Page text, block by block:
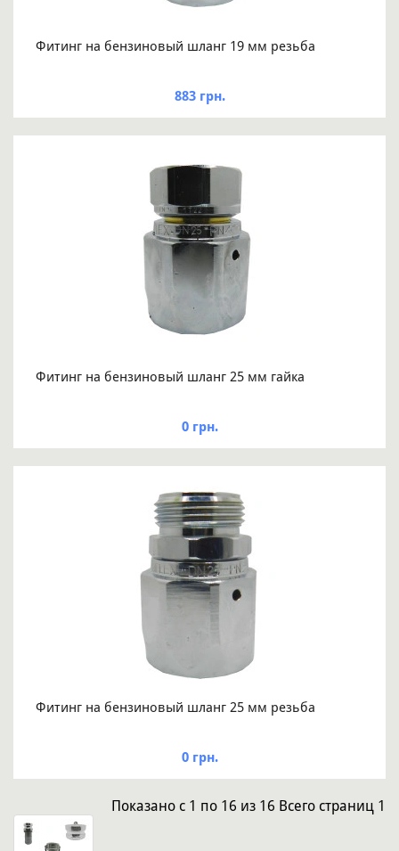
Фитинг на бензиновый шланг 19 мм резьба
883 грн.
Фитинг на бензиновый шланг 25 мм гайка
0 грн.
Фитинг на бензиновый шланг 25 мм резьба
0 грн.
Показано с 1 по 16 из 16 Всего страниц 1